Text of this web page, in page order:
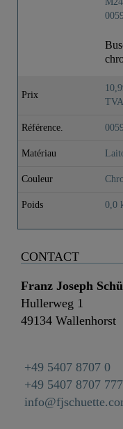
Prix
Référence.
Matériau
Couleur
Poids 0,0
CONTACT
Franz Joseph
Hullerweg 1
49134 Wallenhorst
+49 5407 8707 0
+49 5407 8707 777